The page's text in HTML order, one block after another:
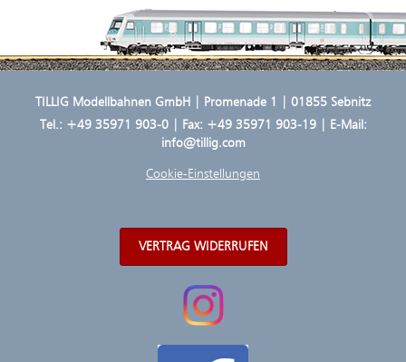
TILLIG Modellbahnen GmbH | Promenade 1 | 01855 Sebnitz
Tel.: +49 35971 903-0| Fax: +49 35971 903-19 | E-Mail:
info@tillig.com
Cookie-Einstellungen
VERTRAG WIDERRUFEN